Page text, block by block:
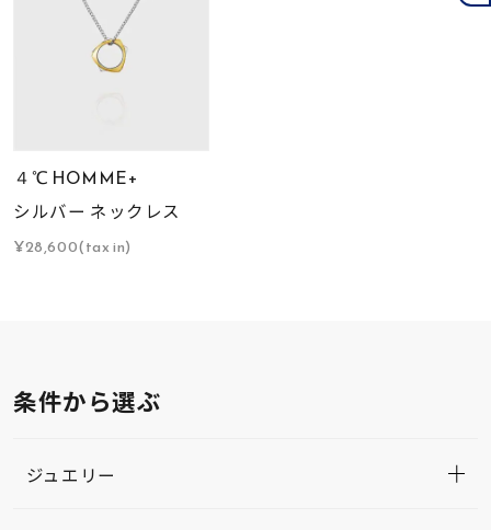
４℃ HOMME+
シルバー ネックレス
¥28,600(tax in)
条件から選ぶ
ジュエリー